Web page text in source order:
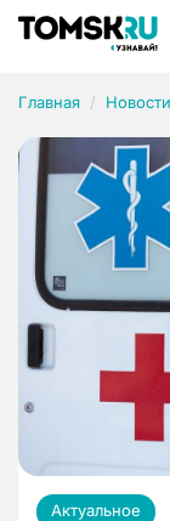
Главная Новости
Актуальное